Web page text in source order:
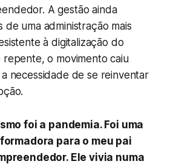
A gestão ainda
de uma administração mais
à digitalização do
repente, o movimento caiu
necessidade de se reinventar
foi a pandemia. Foi uma
para o meu pai
Ele vivia numa